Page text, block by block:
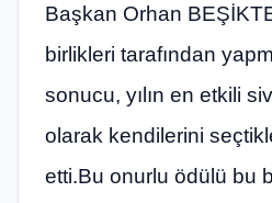
Başkan Orhan
birlikleri tarafından
sonucu, yılın en etkili
olarak kendilerini
etti.Bu onurlu ödülü bu